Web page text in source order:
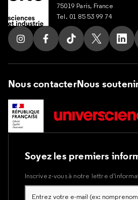
75019 Paris, France
Tel. 01 85 53 99 74
Suivez nous sur Instagram
Suivez nous sur
Suivez nous sur
Suivez
Nous contacterNous
Soyez les premiers
Inscrivez-vous à notre lettre